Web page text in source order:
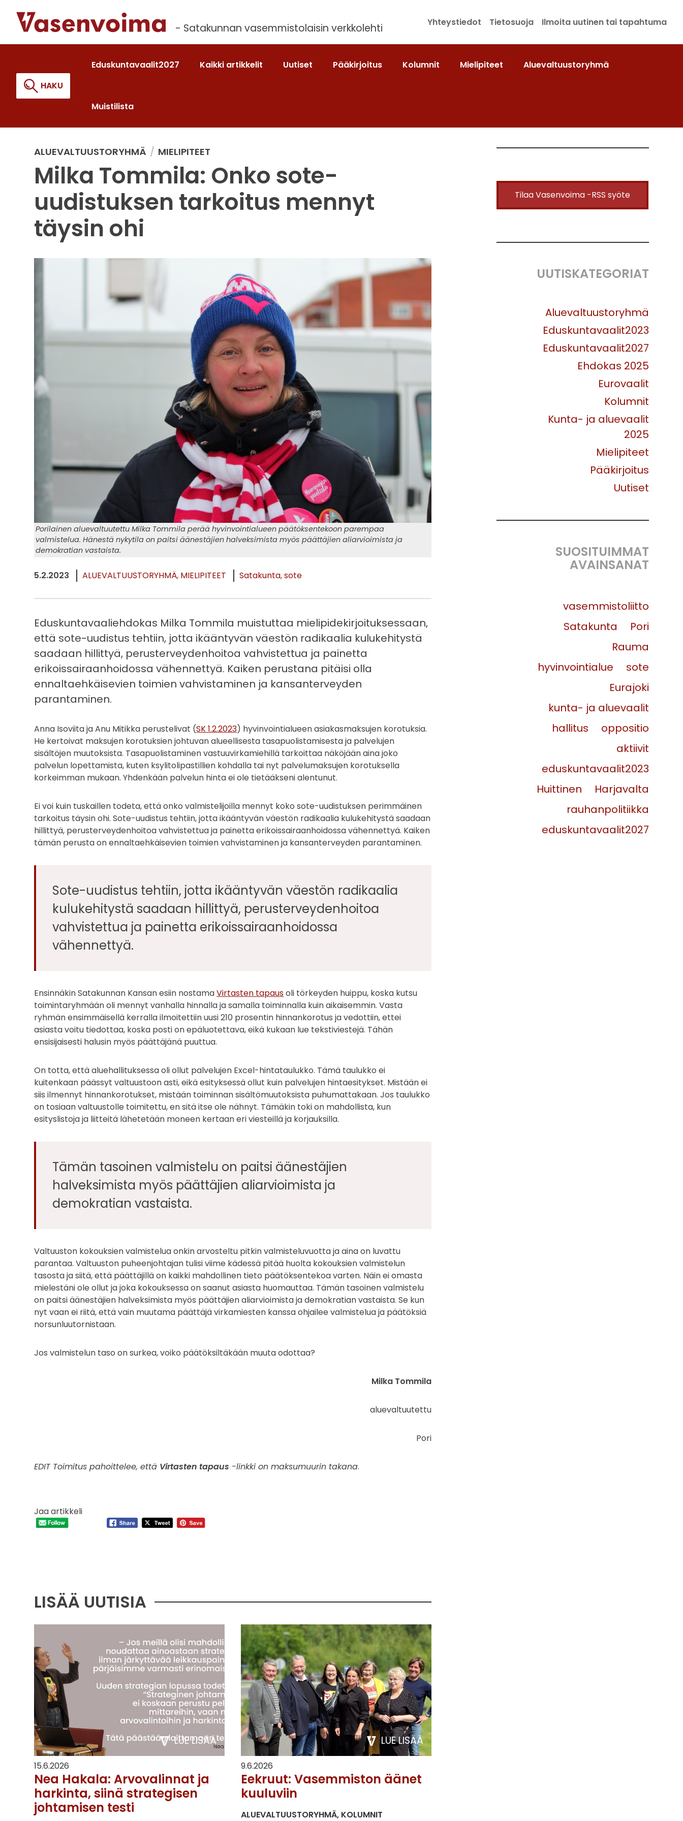
sisältöön
- Satakunnan vasemmistolaisin verkkolehti Yhteystiedot Tietosuoja Ilmoita uutinen tai tapahtuma
HAKU
Eduskuntavaalit2027 Kaikki artikkelit Uutiset Pääkirjoitus Kolumnit Mielipiteet Aluevaltuustoryhmä
Muistilista
ALUEVALTUUSTORYHMÄ MIELIPITEET
Milka Tommila: Onko sote-
uudistuksen tarkoitus mennyt
täysin ohi
Porilainen aluevaltuutettu Milka Tommila perää hyvinvointialueen päätöksentekoon parempaa
valmistelua. Hänestä nykytila on paitsi äänestäjien halveksimista myös päättäjien aliarvioimista ja
demokratian vastaista.
5.2.2023 ALUEVALTUUSTORYHMÄ MIELIPITEET Satakunta sote
Eduskuntavaaliehdokas Milka Tommila muistuttaa mielipidekirjoituksessaan,
että sote-uudistus tehtiin, jotta ikääntyvän väestön radikaalia kulukehitystä
saadaan hillittyä, perusterveydenhoitoa vahvistettua ja painetta
erikoissairaanhoidossa vähennettyä. Kaiken perustana pitäisi olla
ennaltaehkäisevien toimien vahvistaminen ja kansanterveyden
parantaminen.
Anna Isoviita ja Anu Mitikka perustelivat (SK 1.2.2023) hyvinvointialueen asiakasmaksujen korotuksia.
He kertoivat maksujen korotuksien johtuvan alueellisesta tasapuolistamisesta ja palvelujen
sisältöjen muutoksista. Tasapuolistaminen vastuuvirkamiehillä tarkoittaa näköjään aina joko
palvelun lopettamista, kuten ksylitolipastillien kohdalla tai nyt palvelumaksujen korotuksella
korkeimman mukaan. Yhdenkään palvelun hinta ei ole tietääkseni alentunut.
Ei voi kuin tuskaillen todeta, että onko valmistelijoilla mennyt koko sote-uudistuksen perimmäinen
tarkoitus täysin ohi. Sote-uudistus tehtiin, jotta ikääntyvän väestön radikaalia kulukehitystä saadaan
hillittyä, perusterveydenhoitoa vahvistettua ja painetta erikoissairaanhoidossa vähennettyä. Kaiken
tämän perusta on ennaltaehkäisevien toimien vahvistaminen ja kansanterveyden parantaminen.
Sote-uudistus tehtiin, jotta ikääntyvän väestön radikaalia
kulukehitystä saadaan hillittyä, perusterveydenhoitoa
vahvistettua ja painetta erikoissairaanhoidossa
vähennettyä.
Ensinnäkin Satakunnan Kansan esiin nostamaVirtasten tapausoli törkeyden huippu, koska kutsu
toimintaryhmään oli mennyt vanhalla hinnalla ja samalla toiminnalla kuin aikaisemmin. Vasta
ryhmän ensimmäisellä kerralla ilmoitettiin uusi 210 prosentin hinnankorotus ja vedottiin, ettei
asiasta voitu tiedottaa, koska posti on epäluotettava, eikä kukaan lue tekstiviestejä. Tähän
ensisijaisesti halusin myös päättäjänä puuttua.
On totta, että aluehallituksessa oli ollut palvelujen Excel-hintataulukko. Tämä taulukko ei
kuitenkaan päässyt valtuustoon asti, eikä esityksessä ollut kuin palvelujen hintaesitykset. Mistään ei
siis ilmennyt hinnankorotukset, mistään toiminnan sisältömuutoksista puhumattakaan. Jos taulukko
on tosiaan valtuustolle toimitettu, en sitä itse ole nähnyt. Tämäkin toki on mahdollista, kun
esityslistoja ja liitteitä lähetetään moneen kertaan eri viesteillä ja korjauksilla.
Tämän tasoinen valmistelu on paitsi äänestäjien
halveksimista myös päättäjien aliarvioimista ja
demokratian vastaista.
Valtuuston kokouksien valmistelua onkin arvosteltu pitkin valmisteluvuotta ja aina on luvattu
parantaa. Valtuuston puheenjohtajan tulisi viime kädessä pitää huolta kokouksien valmistelun
tasosta ja siitä, että päättäjillä on kaikki mahdollinen tieto päätöksentekoa varten. Näin ei omasta
mielestäni ole ollut ja joka kokouksessa on saanut asiasta huomauttaa. Tämän tasoinen valmistelu
on paitsi äänestäjien halveksimista myös päättäjien aliarvioimista ja demokratian vastaista. Se kun
nyt vaan ei riitä, että vain muutama päättäjä virkamiesten kanssa ohjailee valmistelua ja päätöksiä
norsunluutornistaan.
Jos valmistelun taso on surkea, voiko päätöksiltäkään muuta odottaa?
Milka Tommila
aluevaltuutettu
Pori
EDIT Toimitus pahoittelee, että Virtasten tapaus -linkki on maksumuurin takana.
Jaa artikkeli
LISÄÄ UUTISIA
LUE LISÄÄ
15.6.2026
Nea Hakala: Arvovalinnat ja
harkinta, siinä strategisen
johtamisen testi
LUE LISÄÄ
9.6.2026
Eekruut: Vasemmiston äänet
kuuluviin
ALUEVALTUUSTORYHMÄ KOLUMNIT
Tilaa Vasenvoima -RSS syöte
UUTISKATEGORIAT
Aluevaltuustoryhmä
Eduskuntavaalit2023
Eduskuntavaalit2027
Ehdokas 2025
Eurovaalit
Kolumnit
Kunta- ja aluevaalit
2025
Mielipiteet
Pääkirjoitus
Uutiset
SUOSITUIMMAT
AVAINSANAT
vasemmistoliitto
Satakunta
Pori
Rauma
hyvinvointialue
sote
Eurajoki
kunta- ja aluevaalit
hallitus
oppositio
aktiivit
eduskuntavaalit2023
Huittinen
Harjavalta
rauhanpolitiikka
eduskuntavaalit2027